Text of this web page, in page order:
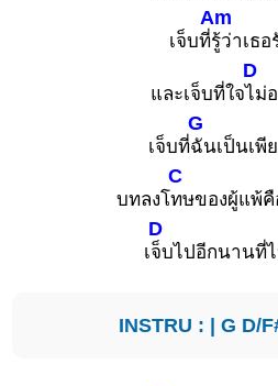
เจ็บที่
Am
รู้ว่าเธอ
และเจ็บที่ใจ
D
ไม่
เจ็บที่
G
ฉันเป็นเพี
บทลงโ
C
ทษของผู้แพ้คื
เ
D
จ็บไปอีกนานที่ไ
INSTRU : | G D/